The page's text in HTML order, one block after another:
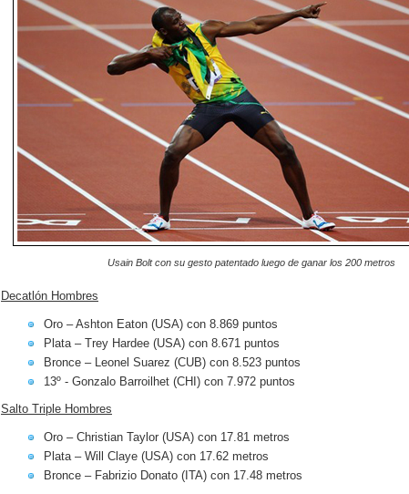
Usain Bolt con su gesto patentado luego de ganar los 200 metros
Decatlón Hombres
Oro – Ashton Eaton (USA) con 8.869 puntos
Plata – Trey Hardee (USA) con 8.671 puntos
Bronce – Leonel Suarez (CUB) con 8.523 puntos
13º - Gonzalo Barroilhet (CHI) con 7.972 puntos
Salto Triple Hombres
Oro – Christian Taylor (USA) con 17.81 metros
Plata – Will Claye (USA) con 17.62 metros
Bronce – Fabrizio Donato (ITA) con 17.48 metros